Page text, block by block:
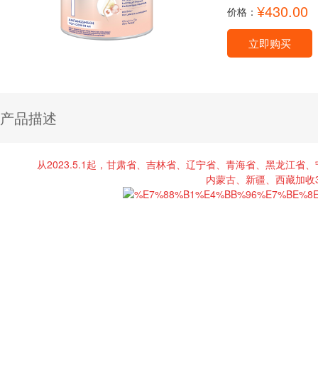
价格： ¥430.00
立即购买
产品描述
从2023.5.1起，甘肃省、吉林省、辽宁省、青海省、黑龙江省
内蒙古、新疆、西藏加收